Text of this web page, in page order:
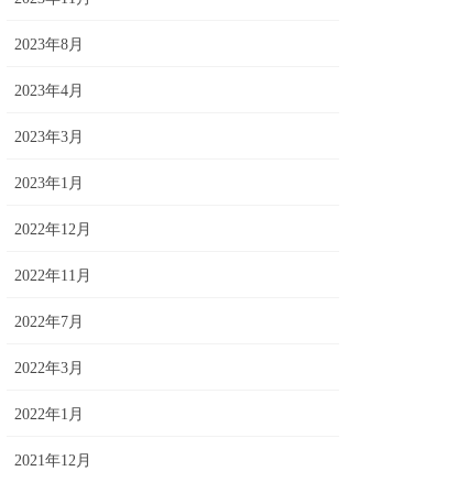
2023年8月
2023年4月
2023年3月
2023年1月
2022年12月
2022年11月
2022年7月
2022年3月
2022年1月
2021年12月